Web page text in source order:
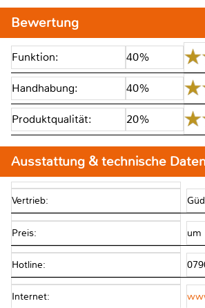
Bewertung
Funktion: 40%
Handhabung: 40%
Produktqualität: 20%
Ausstattung & technische Daten
Vertrieb:
Preis: um
Hotline:
Internet: